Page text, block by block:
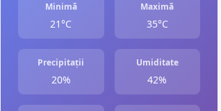
Minimă
21°C
Maximă
35°C
Precipitații
20%
Umiditate
42%